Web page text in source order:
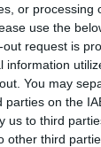
or processing
use the
request is
You may
on the
us to third
other third